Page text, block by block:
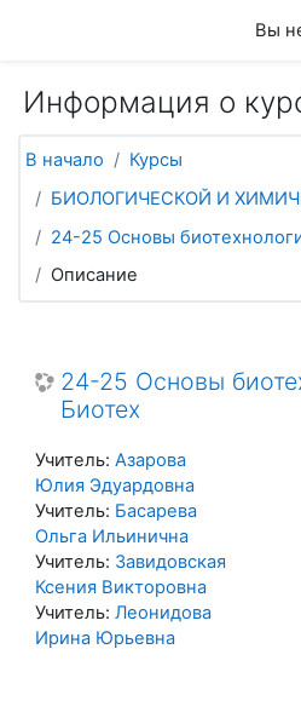
Вы
Информация о
В начало
Курсы
БИОЛОГИЧЕСКОЙ И
24-25 Основы
Описание
24-25 Основы
Биотех
Учитель: Азарова
Юлия Эдуардовна
Учитель: Басарева
Ольга Ильинична
Учитель: Завидовская
Ксения Викторовна
Учитель: Леонидова
Ирина Юрьевна